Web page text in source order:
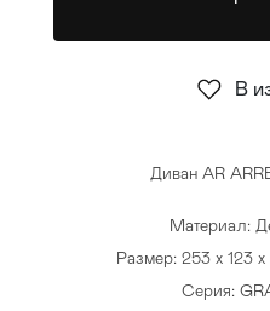
Стулья >
Диван AR
Материал:
Размер: 253 x 123 x
Серия:
В